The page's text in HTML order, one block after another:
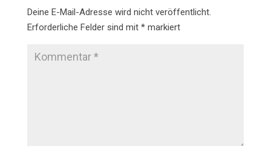
Deine E-Mail-Adresse wird nicht veröffentlicht.
Erforderliche Felder sind mit *markiert